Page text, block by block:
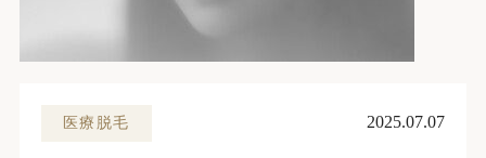
医療脱毛 2025.07.07